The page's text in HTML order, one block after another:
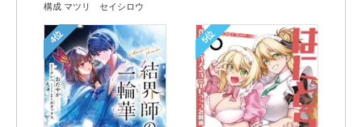
構成 マツリ セイシロウ
4位 5位